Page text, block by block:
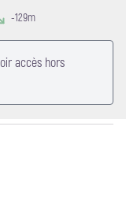
en plein écran
-129m
accès hors